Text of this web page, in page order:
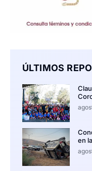
ÚLTIMOS
en